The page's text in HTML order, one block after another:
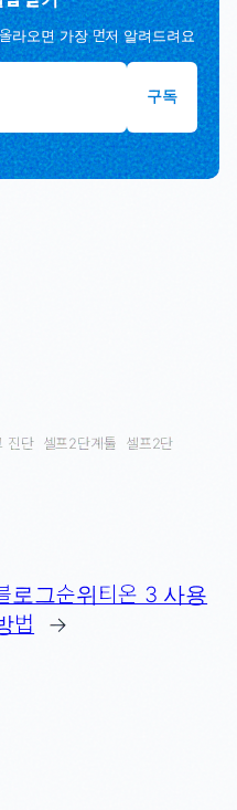
라오면 가장 먼저 알려드려요
구독
진단 셀프2단계툴
셀프2단
로그순위티온 3 사용
법
→